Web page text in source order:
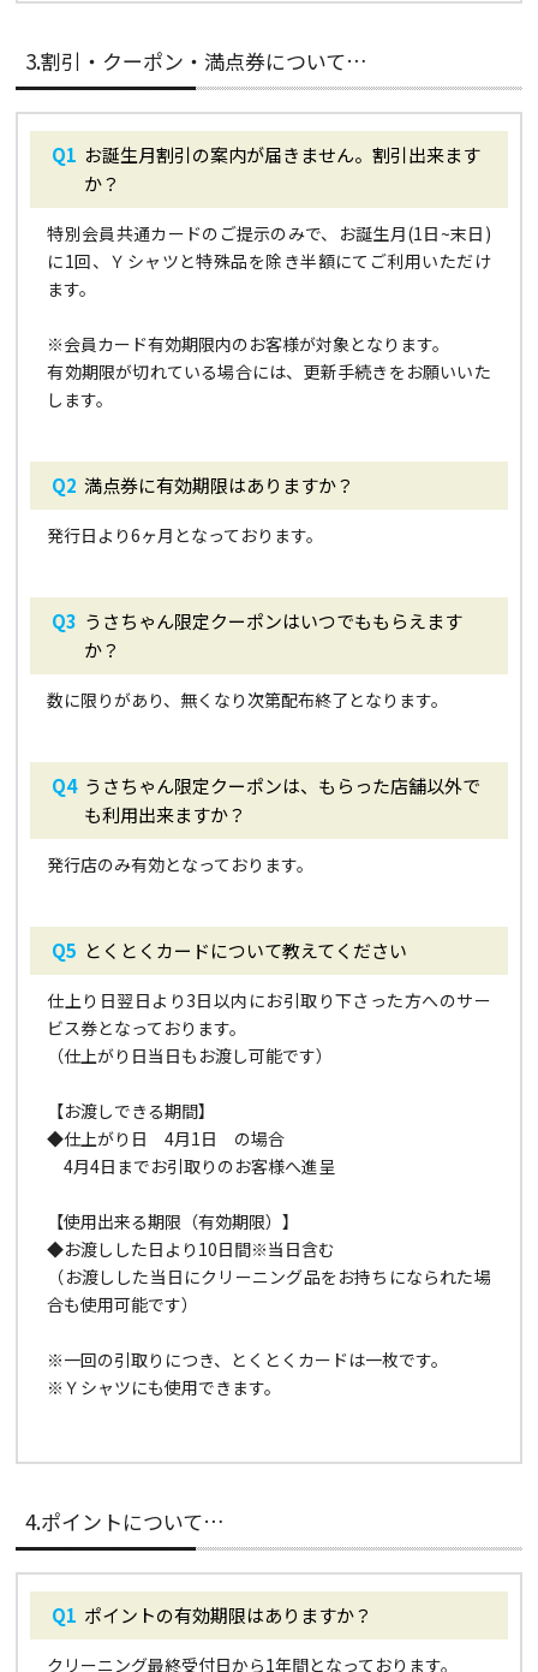
3.割引・クーポン・満点券について…
お誕生月割引の案内が届きません。割引出来ます
か？
特別会員共通カードのご提示のみで、お誕生月(1日~末日)
に1回、Ｙシャツと特殊品を除き半額にてご利用いただけ
ます。
※会員カード有効期限内のお客様が対象となります。
有効期限が切れている場合には、更新手続きをお願いいた
します。
満点券に有効期限はありますか？
発行日より6ヶ月となっております。
うさちゃん限定クーポンはいつでももらえます
か？
数に限りがあり、無くなり次第配布終了となります。
うさちゃん限定クーポンは、もらった店舗以外で
も利用出来ますか？
発行店のみ有効となっております。
とくとくカードについて教えてください
仕上り日翌日より3日以内にお引取り下さった方へのサー
ビス券となっております。
（仕上がり日当日もお渡し可能です）
【お渡しできる期間】
◆仕上がり日 4月1日 の場合
4月4日までお引取りのお客様へ進呈
【使用出来る期限（有効期限）】
◆お渡しした日より10日間※当日含む
（お渡しした当日にクリーニング品をお持ちになられた場
合も使用可能です）
※一回の引取りにつき、とくとくカードは一枚です。
※Ｙシャツにも使用できます。
4.ポイントについて…
ポイントの有効期限はありますか？
クリーニング最終受付日から1年間となっております。